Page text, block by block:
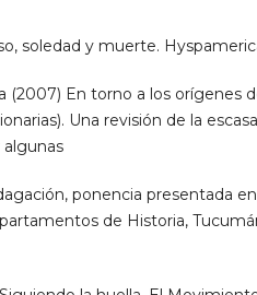
soledad y muerte.
(2007) En torno a los orígenes
Una revisión de la escasa
ponencia presentada en
de Historia,